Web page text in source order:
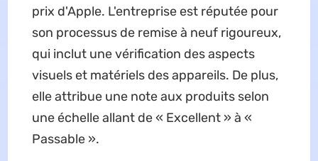
prix d'Apple. L'entreprise est réputée pour
son processus de remise à neuf rigoureux,
qui inclut une vérification des aspects
visuels et matériels des appareils. De plus,
elle attribue une note aux produits selon
une échelle allant de « Excellent » à «
Passable ».